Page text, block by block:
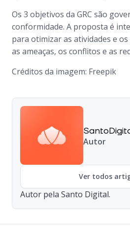
Os 3 objetivos da GRC são
conformidade. A proposta é
para otimizar as atividades e
as ameaças, os conflitos e as
Créditos da imagem: Freepik
Autor
Ver todos
Autor pela Santo Digital.